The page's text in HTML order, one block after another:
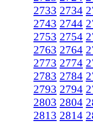
2733 2734
2743 2744
2753 2754
2763 2764
2773 2774
2783 2784
2793 2794
2803 2804
2813 2814